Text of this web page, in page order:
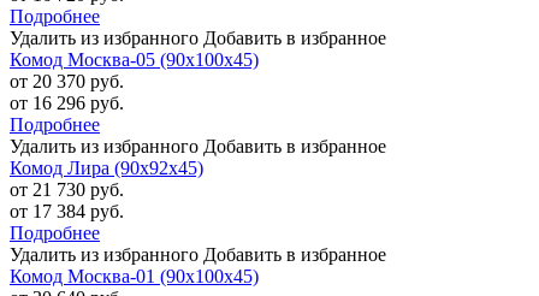
Подробнее
Удалить из избранного Добавить в избранное
Комод Москва-05 (90х100х45)
от 20 370 руб.
от 16 296 руб.
Подробнее
Удалить из избранного Добавить в избранное
Комод Лира (90х92х45)
от 21 730 руб.
от 17 384 руб.
Подробнее
Удалить из избранного Добавить в избранное
Комод Москва-01 (90х100х45)